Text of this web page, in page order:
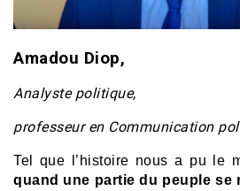
Amadou Diop,
Analyste politique,
professeur en Communication
Tel que l’histoire nous a pu le
quand une partie du peuple se